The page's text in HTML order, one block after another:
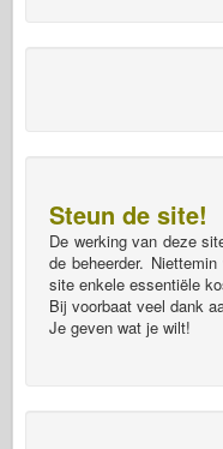
Steun de site!
De werking van deze
de beheerder.
site enkele essentiële
Bij voorbaat veel dank
Je geven wat je wilt!